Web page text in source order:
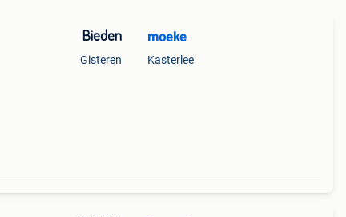
Bieden
Gisteren
moeke
Kasterlee